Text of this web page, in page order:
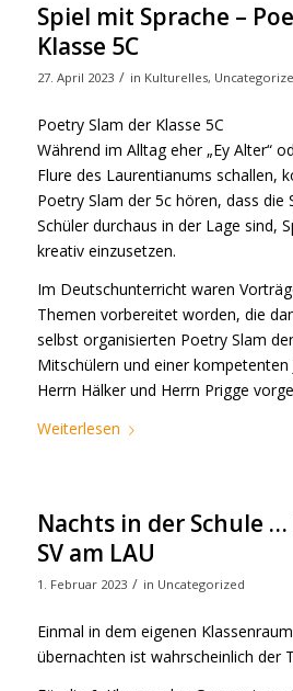
Spiel mit Sprache –
Klasse 5C
27. April 2023 / in Kulturelles,
Poetry Slam der Klasse 5C
Während im Alltag eher „Ey Alter“
Flure des Laurentianums schallen,
Poetry Slam der 5c hören, dass die
Schüler durchaus in der Lage sind,
kreativ einzusetzen.
Im Deutschunterricht waren
Themen vorbereitet worden, die
selbst organisierten Poetry Slam
Mitschülern und einer kompetenten
Herrn Hälker und Herrn Prigge
Weiterlesen
Nachts in der Schule
SV am LAU
1. Februar 2023 / in Uncategorized
Einmal in dem eigenen
übernachten ist wahrscheinlich der